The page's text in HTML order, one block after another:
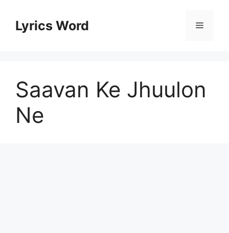
contentLyrics Word Menu
Saavan Ke Jhuulon
Ne